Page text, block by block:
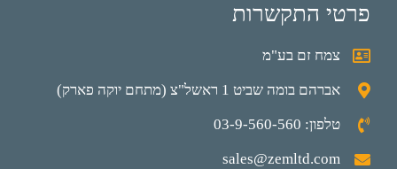
פרטי התקשרות
צמח זם בע"מ
אברהם בומה שביט 1 ראשל"צ (מתחם יוקה פארק)
טלפון: 03-9-560-560
sales@zemltd.com